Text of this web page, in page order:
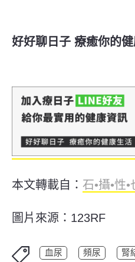
好好聊日子 療癒你的
本文轉載自： 石•攝•性
圖片來源：123RF
血尿 頻尿 腎